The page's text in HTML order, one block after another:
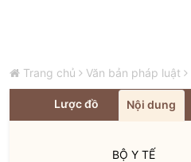
Trang chủ Văn bản pháp luật
Lược đồ Nội dung
BỘ Y TẾ